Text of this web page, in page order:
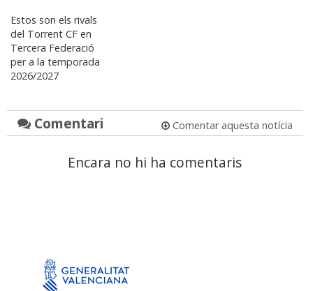
Estos son els rivals
del Torrent CF en
Tercera Federació
per a la temporada
2026/2027
Comentari Comentar aquesta notícia
Encara no hi ha comentaris